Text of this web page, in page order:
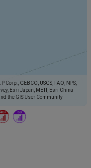
GEBCO, USGS, FAO, NPS,
Esri Japan, METI, Esri China
the GIS User Community